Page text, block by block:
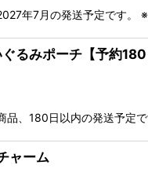
年7月の発送予定です。
みポーチ【予約180
180日以内の発送予定
ャーム